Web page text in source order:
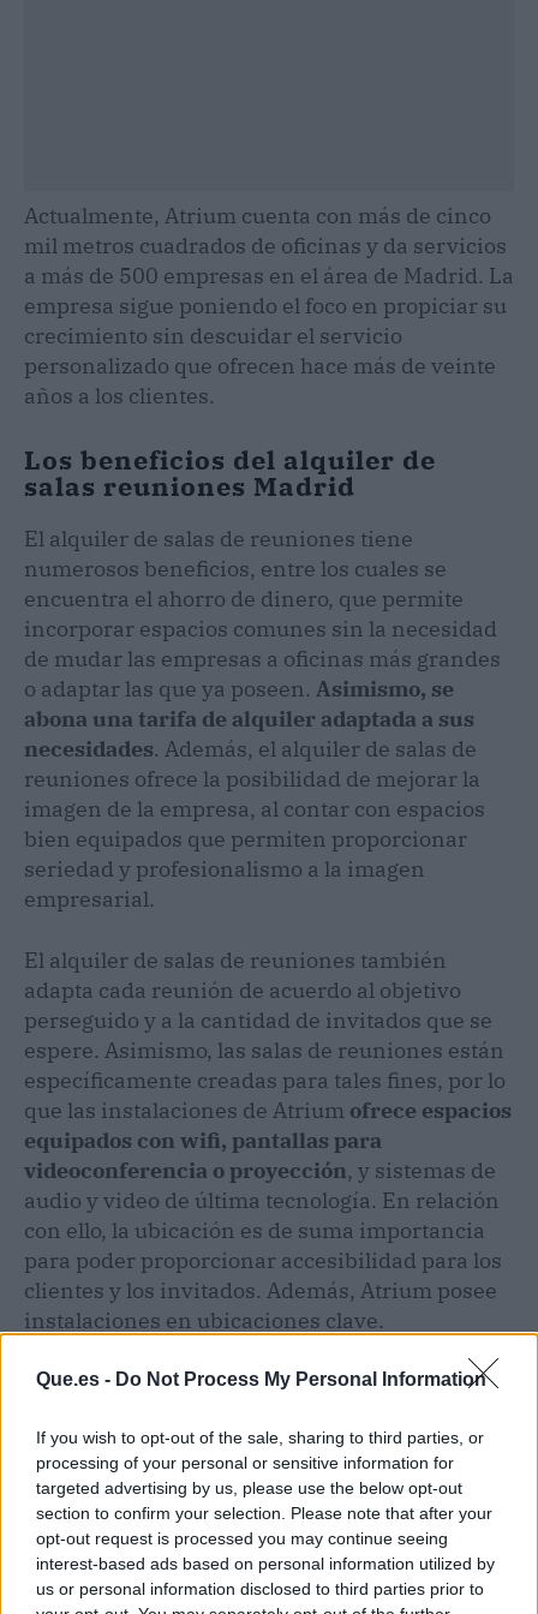
Que.es - Do Not Process My Personal Information
If you wish to opt-out of the sale, sharing to third parties, or
processing of your personal or sensitive information for
targeted advertising by us, please use the below opt-out
section to confirm your selection. Please note that after your
opt-out request is processed you may continue seeing
interest-based ads based on personal information utilized by
us or personal information disclosed to third parties prior to
Actualmente, Atrium cuenta con más de cinco
mil metros cuadrados de oficinas y da servicios
a más de 500 empresas en el área de Madrid. La
empresa sigue poniendo el foco en propiciar su
crecimiento sin descuidar el servicio
personalizado que ofrecen hace más de veinte
años a los clientes.
Los beneficios del alquiler de
salas reuniones Madrid
El alquiler de salas de reuniones tiene
numerosos beneficios, entre los cuales se
encuentra el ahorro de dinero, que permite
incorporar espacios comunes sin la necesidad
de mudar las empresas a oficinas más grandes
o adaptar las que ya poseen. Asimismo, se
abona una tarifa de alquiler adaptada a sus
necesidades. Además, el alquiler de salas de
reuniones ofrece la posibilidad de mejorar la
imagen de la empresa, al contar con espacios
bien equipados que permiten proporcionar
seriedad y profesionalismo a la imagen
empresarial.
El alquiler de salas de reuniones también
adapta cada reunión de acuerdo al objetivo
perseguido y a la cantidad de invitados que se
espere. Asimismo, las salas de reuniones están
específicamente creadas para tales fines, por lo
que las instalaciones de Atrium ofrece espacios
equipados con wifi, pantallas para
videoconferencia o proyección, y sistemas de
audio y video de última tecnología. En relación
con ello, la ubicación es de suma importancia
para poder proporcionar accesibilidad para los
clientes y los invitados. Además, Atrium posee
instalaciones en ubicaciones clave.
una contratación sencilla en comparación al
Por estos motivos, el alquiler salas de reuniones
Madrid ofrece numerosos beneficios, que se
ven reflejados en el servicio excepcional de
Atrium.